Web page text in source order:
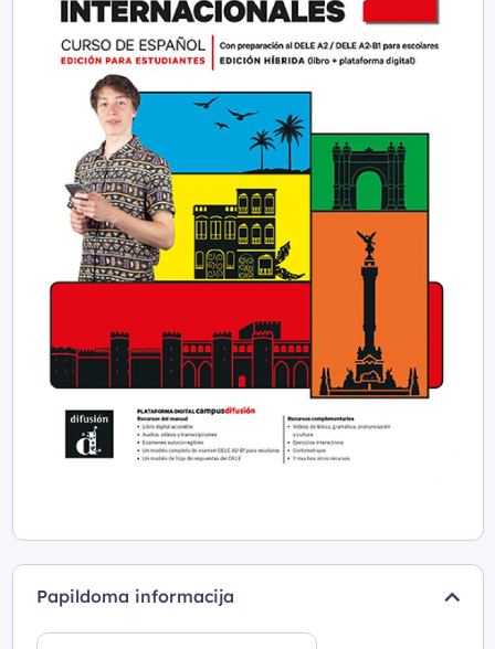
kompetencijas – mokytojo knygoje pateikiamas
dirbtinio intelekto naudojimo gidas, padedantis
pedagogams taikyti šiuolaikines technologijas pamokų
planavime ir mokymosi veiklose.
Dėl aiškios struktūros, aktualaus turinio ir plataus
metodinių sprendimų spektro „Nuevo Reporteros
Internacionales“ yra tinkamas naudoti tiek tradicinėse,
tiek mišriose ar skaitmeninėse mokymosi aplinkose.
Vadovėlis sudaro tvirtą pagrindą nuosekliam ispanų
kalbos mokymuisi ir sėkmingam mokinių perėjimui į
aukštesnius kalbos mokėjimo lygius.
Papildoma informacija